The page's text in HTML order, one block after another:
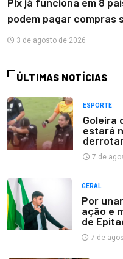
podem pagar compras
3 de agosto de 2026
ÚLTIMAS NOTÍCIAS
ESPORTE
Goleira
estará
7 de
GERAL
Por
ação e
de
7 de